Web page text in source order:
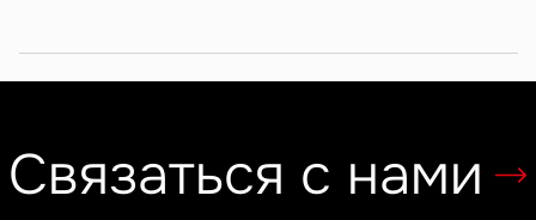
Связаться с нами